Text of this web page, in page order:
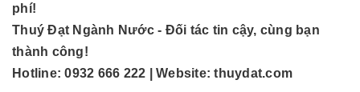
phí!
Thuý Đạt Ngành Nước - Đối tác tin cậy, cùng bạn
thành công!
Hotline: 0932 666 222 | Website: thuydat.com